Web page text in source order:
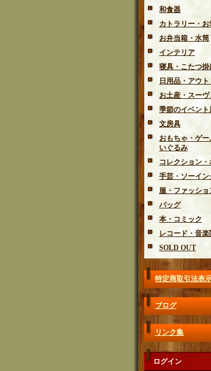
和食器
カトラリー・お
お弁当箱・水筒
インテリア
寝具・こたつ掛
日用品・アウ
お土産・スーヴ
季節のイベント
文房具
おもちゃ・ゲー
いぐるみ
コレクション・
手芸・ソーイン
服・ファッショ
バッグ
本・コミック
レコード・音楽
SOLD OUT
特定商取引法表
ブログ
リンク集
ログイン